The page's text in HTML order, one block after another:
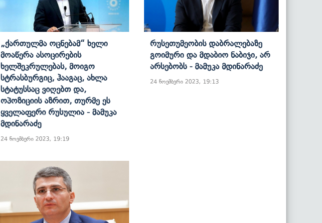
„ქართულმა Ოცნებამ“ Ხელი
Მოაწერა Ასოცირების
Ხელშეკრულებას, Მოიგო
Სტრასბურგიც, Ჰააგაც, Ახლა
Სტატუსსაც Ვიღებთ Და,
Ოპოზიციის Აზრით, Თურმე Ეს
Ყველაფერი Რუსულია - Მამუკა
Მდინარაძე
24 ნოემბერი 2023, 19:19
Რუსეთუმეობის Დაბრალებაზე
Გოიმური Და Მდაბიო Ნაბიჯი, Არ
Არსებობს - Მამუკა Მდინარაძე
24 ნოემბერი 2023, 19:13